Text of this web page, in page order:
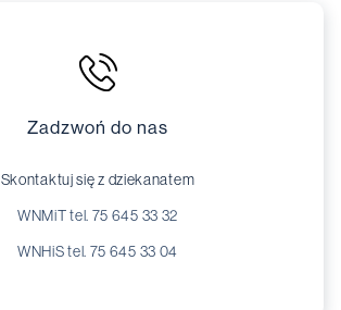
Zadzwoń do nas
Skontaktuj się z dziekanatem
WNMiT tel. 75 645 33 32
WNHiS tel. 75 645 33 04